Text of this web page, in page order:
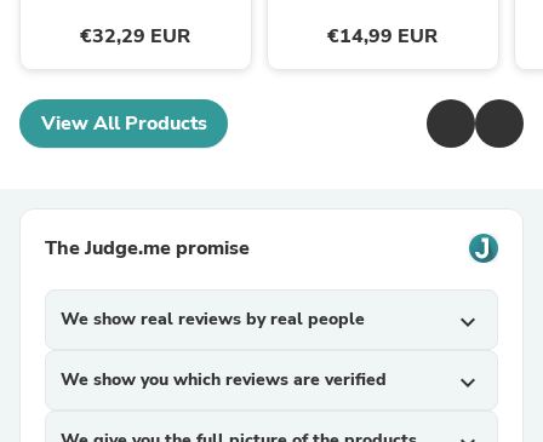
€32,29 EUR €14,99 EUR
View All Products
The Judge.me promise
We show real reviews by real people expand_more
We show you which reviews are verified expand_more